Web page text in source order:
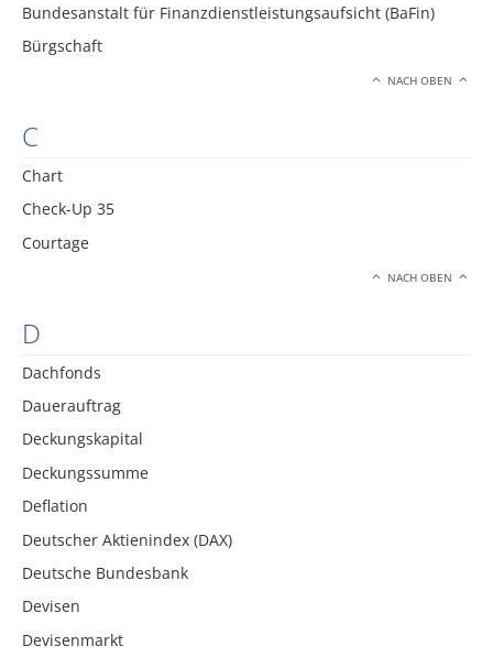
Bundesanstalt für Finanzdienstleistungsaufsicht (BaFin)
Bürgschaft
NACH OBEN
C
Chart
Check-Up 35
Courtage
NACH OBEN
D
Dachfonds
Dauerauftrag
Deckungskapital
Deckungssumme
Deflation
Deutscher Aktienindex (DAX)
Deutsche Bundesbank
Devisen
Devisenmarkt